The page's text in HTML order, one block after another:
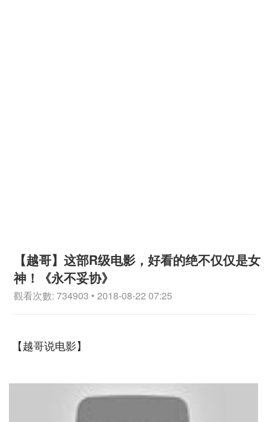
【越哥】这部R级电影，好看的绝不仅仅是女
神！《永不妥协》
觀看次數: 734903 • 2018-08-22 07:25
【越哥说电影】